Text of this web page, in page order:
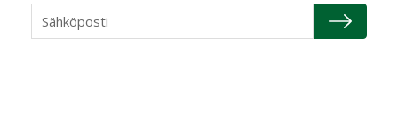
Kaivamattomat menetelmät